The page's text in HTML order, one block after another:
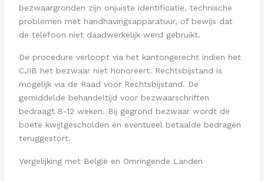
bezwaargronden zijn onjuiste identificatie, technische
problemen met handhavingsapparatuur, of bewijs dat
de telefoon niet daadwerkelijk werd gebruikt.
De procedure verloopt via het kantongerecht indien het
CJIB het bezwaar niet honoreert. Rechtsbijstand is
mogelijk via de Raad voor Rechtsbijstand. De
gemiddelde behandeltijd voor bezwaarschriften
bedraagt 8-12 weken. Bij gegrond bezwaar wordt de
boete kwijtgescholden en eventueel betaalde bedragen
teruggestort.
Vergelijking met België en Omringende Landen